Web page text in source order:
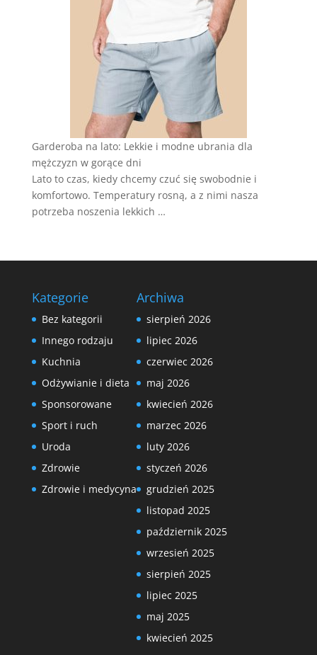
Garderoba na lato: Lekkie i modne ubrania dla
mężczyzn w gorące dni
Lato to czas, kiedy chcemy czuć się swobodnie i
komfortowo. Temperatury rosną, a z nimi nasza
potrzeba noszenia lekkich …
Kategorie
Bez kategorii
Innego rodzaju
Kuchnia
Odżywianie i dieta
Sponsorowane
Sport i ruch
Uroda
Zdrowie
Zdrowie i medycyna
Archiwa
sierpień 2026
lipiec 2026
czerwiec 2026
maj 2026
kwiecień 2026
marzec 2026
luty 2026
styczeń 2026
grudzień 2025
listopad 2025
październik 2025
wrzesień 2025
sierpień 2025
lipiec 2025
maj 2025
kwiecień 2025